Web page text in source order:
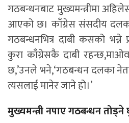
गठबन्धनबाट मुख्यमन्त्रीमा
आएको छ। काँग्रेस संसदीय
गठबन्धनभित्र दाबी कसको भन्ने
कुरा काँग्रेसकै दाबी
छ,’उनले भने,‘गठबन्धन दलका
त्यसलाई मानेर जाने हो।’
मुख्यमन्त्री नपाए गठबन्धन तोड्ने